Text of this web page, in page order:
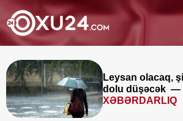
Leysan olacaq,
dolu düşəcək —
XƏBƏRDARLIQ